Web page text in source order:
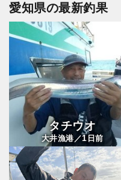
愛知県の最新釣果
タチウオ
大井漁港／1 日前